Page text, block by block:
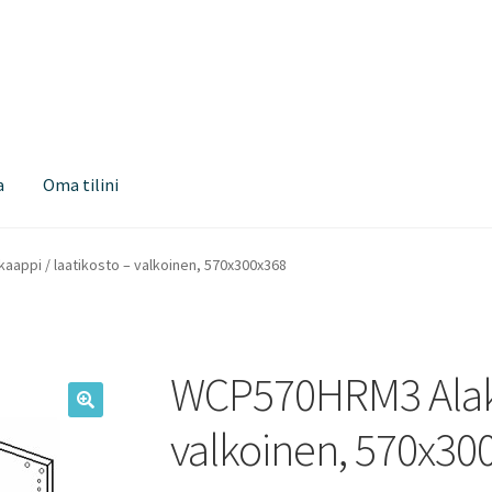
Oma tilini
/ laatikosto – valkoinen, 570x300x368
WCP570HRM3
valkoinen,